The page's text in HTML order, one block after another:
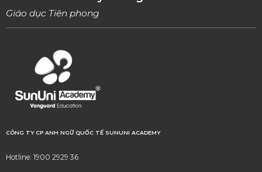
Giáo dục Tiên phong
CÔNG TY CP ANH NGỮ QUỐC TẾ SUNUNI ACADEMY
Hotline: 1900 2929 36